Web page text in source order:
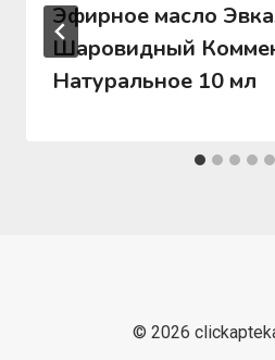
Эфирное масло
Шаровидный
Натуральное 10 мл
© 2026